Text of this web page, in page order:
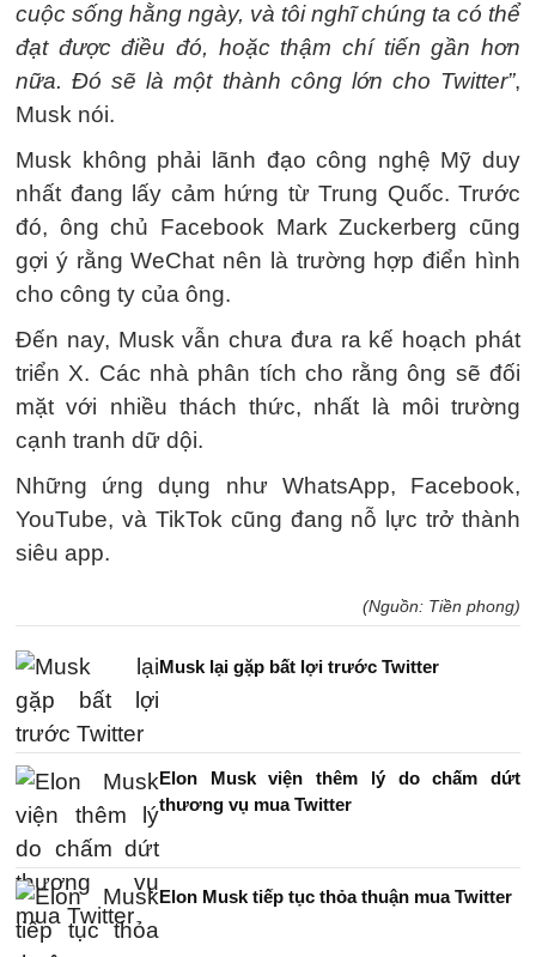
cuộc sống hằng ngày, và tôi nghĩ chúng ta có thể
đạt được điều đó, hoặc thậm chí tiến gần hơn
nữa. Đó sẽ là một thành công lớn cho Twitter”,
Musk nói.
Musk không phải lãnh đạo công nghệ Mỹ duy
nhất đang lấy cảm hứng từ Trung Quốc. Trước
đó, ông chủ Facebook Mark Zuckerberg cũng
gợi ý rằng WeChat nên là trường hợp điển hình
cho công ty của ông.
Đến nay, Musk vẫn chưa đưa ra kế hoạch phát
triển X. Các nhà phân tích cho rằng ông sẽ đối
mặt với nhiều thách thức, nhất là môi trường
cạnh tranh dữ dội.
Những ứng dụng như WhatsApp, Facebook,
YouTube, và TikTok cũng đang nỗ lực trở thành
siêu app.
(Nguồn: Tiền phong)
Musk lại gặp bất lợi trước Twitter
Elon Musk viện thêm lý do chấm dứt
thương vụ mua Twitter
Elon Musk tiếp tục thỏa thuận mua Twitter